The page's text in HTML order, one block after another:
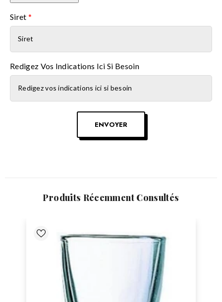
Siret *
Redigez Vos Indications Ici Si Besoin
ENVOYER
Produits Récemment Consultés